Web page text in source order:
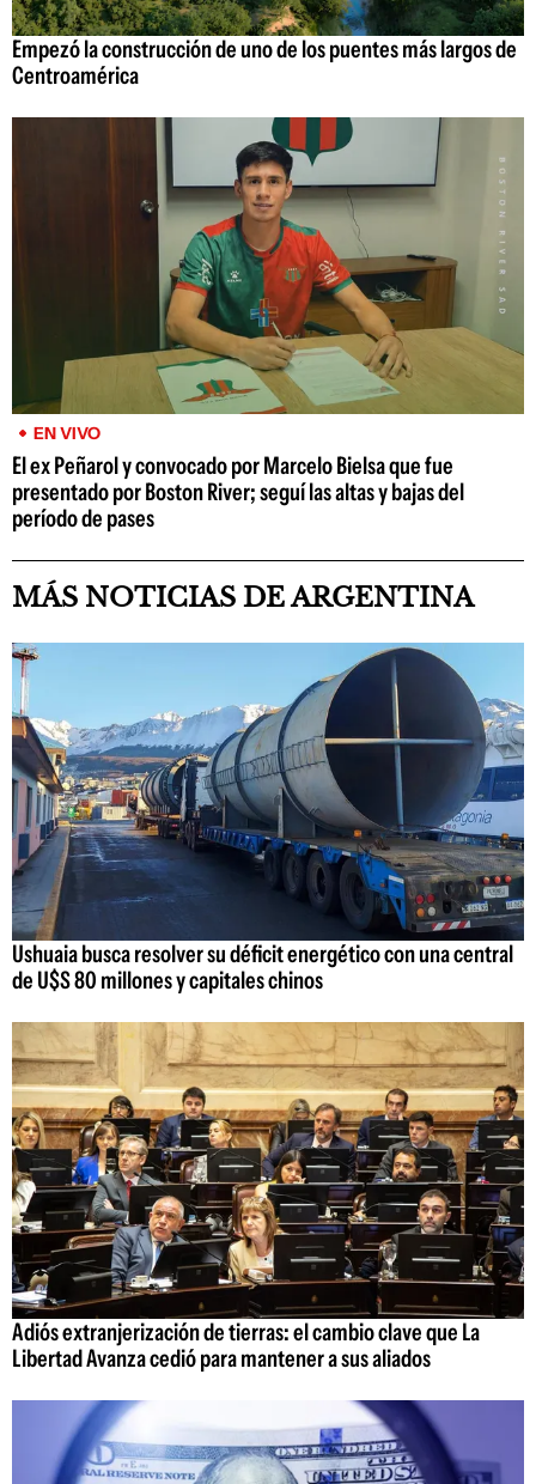
Empezó la construcción de uno de los puentes más largos de
Centroamérica
EN VIVO
El ex Peñarol y convocado por Marcelo Bielsa que fue
presentado por Boston River; seguí las altas y bajas del
período de pases
MÁS NOTICIAS DE ARGENTINA
Ushuaia busca resolver su déficit energético con una central
de U$S 80 millones y capitales chinos
Adiós extranjerización de tierras: el cambio clave que La
Libertad Avanza cedió para mantener a sus aliados